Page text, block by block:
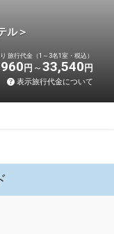
ル＞
旅行代金（1～3名1室・税込）
円 33,540 円
表示旅行代金について